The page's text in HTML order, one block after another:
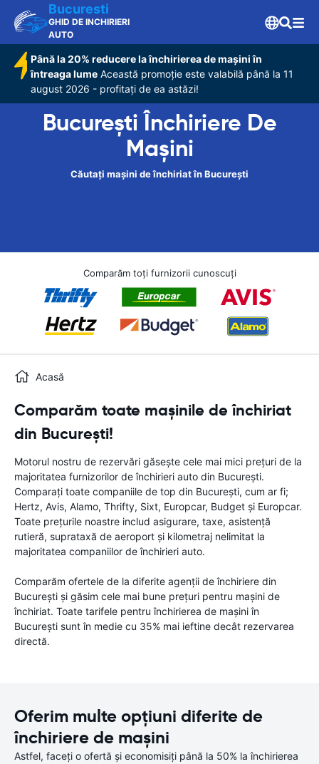
Bucuresti
GHID DE INCHIRIERI
AUTO
Până la 20% reducere la închirierea de mașini în
întreaga lume Această promoție este valabilă până la 11
august 2026 - profitați de ea astăzi!
București Închiriere De
Maşini
Căutați mașini de închiriat în București
Comparăm toți furnizorii cunoscuți
Acasă
Comparăm toate mașinile de închiriat
din București!
Motorul nostru de rezervări găsește cele mai mici prețuri de la
majoritatea furnizorilor de închirieri auto din București.
Comparați toate companiile de top din București, cum ar fi;
Hertz, Avis, Alamo, Thrifty, Sixt, Europcar, Budget și Europcar.
Toate prețurile noastre includ asigurare, taxe, asistență
rutieră, suprataxă de aeroport și kilometraj nelimitat la
majoritatea companiilor de închirieri auto.
Comparăm ofertele de la diferite agenții de închiriere din
București și găsim cele mai bune prețuri pentru mașini de
închiriat. Toate tarifele pentru închirierea de mașini în
București sunt în medie cu 35% mai ieftine decât rezervarea
directă.
Oferim multe opțiuni diferite de
închiriere de mașini
Astfel, faceți o ofertă și economisiți până la 50% la închirierea